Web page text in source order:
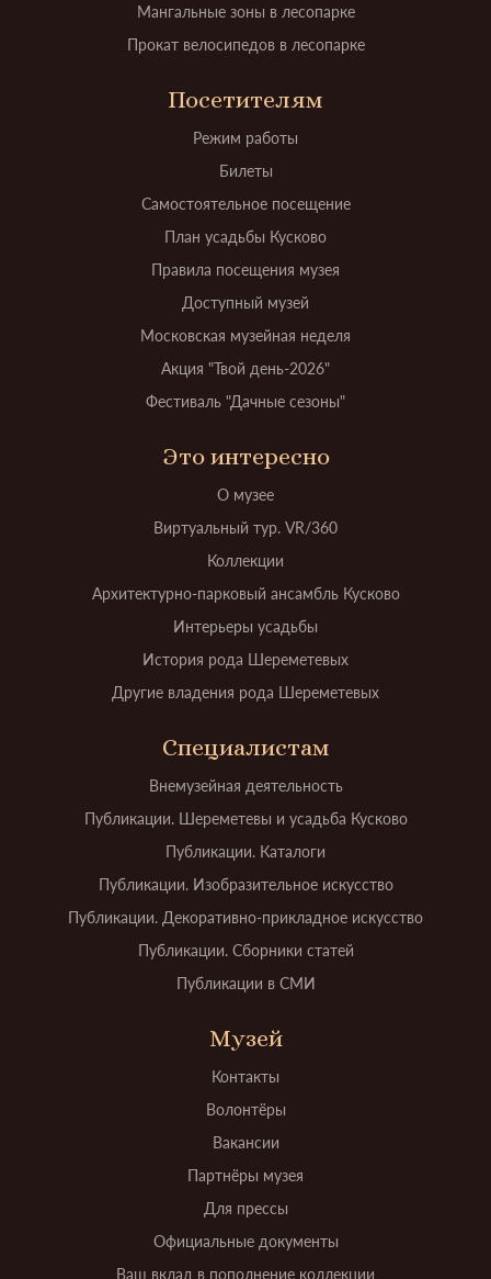
Мангальные зоны в лесопарке
Прокат велосипедов в лесопарке
Посетителям
Режим работы
Билеты
Самостоятельное посещение
План усадьбы Кусково
Правила посещения музея
Доступный музей
Московская музейная неделя
Акция "Твой день-2026"
Фестиваль "Дачные сезоны"
Это интересно
О музее
Виртуальный тур. VR/360
Коллекции
Архитектурно-парковый ансамбль Кусково
Интерьеры усадьбы
История рода Шереметевых
Другие владения рода Шереметевых
Специалистам
Внемузейная деятельность
Публикации. Шереметевы и усадьба Кусково
Публикации. Каталоги
Публикации. Изобразительное искусство
Публикации. Декоративно-прикладное искусство
Публикации. Сборники статей
Публикации в СМИ
Музей
Контакты
Волонтёры
Вакансии
Партнёры музея
Для прессы
Официальные документы
Ваш вклад в пополнение коллекции